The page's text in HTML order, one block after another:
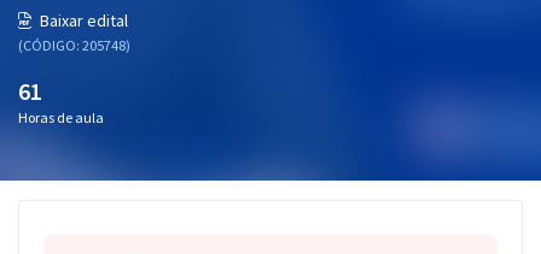
Baixar edital
(CÓDIGO: 205748)
61
Horas de aula